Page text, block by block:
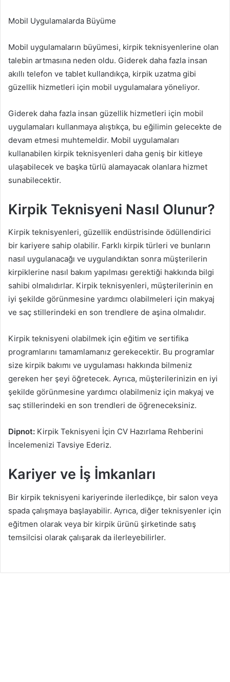
Mobil Uygulamalarda Büyüme
Mobil uygulamaların büyümesi, kirpik teknisyenlerine olan
talebin artmasına neden oldu. Giderek daha fazla insan
akıllı telefon ve tablet kullandıkça, kirpik uzatma gibi
güzellik hizmetleri için mobil uygulamalara yöneliyor.
Giderek daha fazla insan güzellik hizmetleri için mobil
uygulamaları kullanmaya alıştıkça, bu eğilimin gelecekte de
devam etmesi muhtemeldir. Mobil uygulamaları
kullanabilen kirpik teknisyenleri daha geniş bir kitleye
ulaşabilecek ve başka türlü alamayacak olanlara hizmet
sunabilecektir.
Kirpik Teknisyeni Nasıl Olunur?
Kirpik teknisyenleri, güzellik endüstrisinde ödüllendirici
bir kariyere sahip olabilir. Farklı kirpik türleri ve bunların
nasıl uygulanacağı ve uygulandıktan sonra müşterilerin
kirpiklerine nasıl bakım yapılması gerektiği hakkında bilgi
sahibi olmalıdırlar. Kirpik teknisyenleri, müşterilerinin en
iyi şekilde görünmesine yardımcı olabilmeleri için makyaj
ve saç stillerindeki en son trendlere de aşina olmalıdır.
Kirpik teknisyeni olabilmek için eğitim ve sertifika
programlarını tamamlamanız gerekecektir. Bu programlar
size kirpik bakımı ve uygulaması hakkında bilmeniz
gereken her şeyi öğretecek. Ayrıca, müşterilerinizin en iyi
şekilde görünmesine yardımcı olabilmeniz için makyaj ve
saç stillerindeki en son trendleri de öğreneceksiniz.
Dipnot: Kirpik Teknisyeni İçin CV Hazırlama Rehberini
İncelemenizi Tavsiye Ederiz.
Kariyer ve İş İmkanları
Bir kirpik teknisyeni kariyerinde ilerledikçe, bir salon veya
spada çalışmaya başlayabilir. Ayrıca, diğer teknisyenler için
eğitmen olarak veya bir kirpik ürünü şirketinde satış
temsilcisi olarak çalışarak da ilerleyebilirler.